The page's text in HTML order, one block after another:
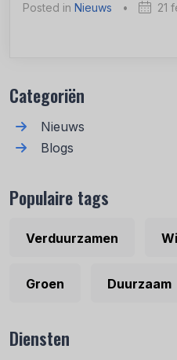
Posted in Nieuws • 21
Categoriën
Nieuws
Blogs
Populaire tags
Verduurzamen
Groen Duurzaam
Diensten